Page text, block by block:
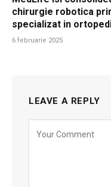
chirurgie robotica
specializat in
6 februarie 2025
LEAVE A REPLY